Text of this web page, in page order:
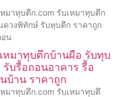
หมาทุบตึก.com รับเหมาทุบตึก
ดวงพิทักษ์ รับทุบตึก ราคาถูก
น
หมาทุบตึกบ้านผือ รับทุบ
รับรื้อถอนอาคาร รื้อ
บ้าน ราคาถูก
หมาทุบตึก.com รับเหมาทุบตึ